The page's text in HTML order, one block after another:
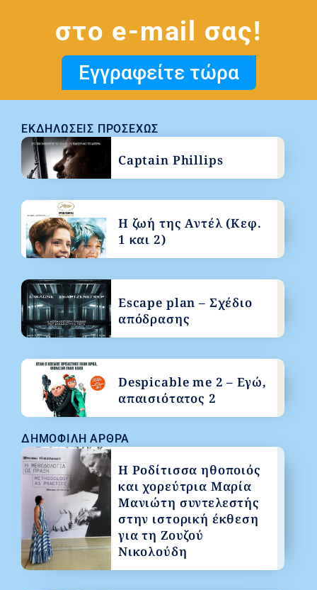
στο e-mail σας!
Εγγραφείτε τώρα
ΔΗΜΟΦΙΛΉ ΆΡΘΡΑ
Η Ροδίτισσα ηθοποιός
και χορεύτρια Μαρία
Μανιώτη συντελεστής
στην ιστορική έκθεση
για τη Ζουζού
Νικολούδη
ΕΚΔΗΛΏΣΕΙΣ ΠΡΟΣΕΧΏΣ
Captain Phillips
Η ζωή της Αντέλ (Κεφ.
1 και 2)
Escape plan – Σχέδιο
απόδρασης
Despicable me 2 – Εγώ,
απαισιότατος 2